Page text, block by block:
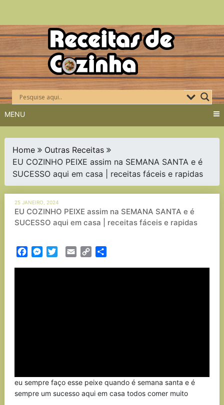
Skip
to
content
MENU
Home
Outras Receitas
EU COZINHO PEIXE assim na SEMANA SANTA e é
SUCESSO aqui em casa | receitas fáceis e rapidas
25 JANEIRO, 2024
EU COZINHO PEIXE assim na SEMANA SANTA e é
SUCESSO aqui em casa | receitas fáceis e rapidas
FacebookMessenger
TwitterEmail Copy
eu sempre faço esse peixe quando é semana santa e é
sempre um sucesso aqui em casa todos comer muito